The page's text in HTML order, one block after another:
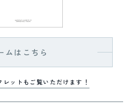
ムはこちら
レットもご覧いただけます！